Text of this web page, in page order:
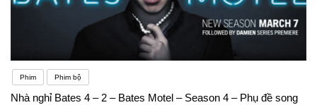
Phim Phim bộ
Nhà nghỉ Bates 4 – 2 – Bates Motel – Season 4 – Phụ đề song